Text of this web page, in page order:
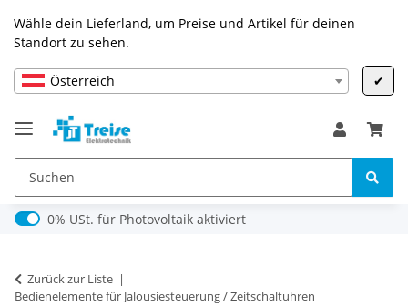
Wähle dein Lieferland, um Preise und Artikel für deinen
Standort zu sehen.
Österreich ✔
0% USt. für Photovoltaik (§ 12 Abs. 3 UStG)
0% USt. für Photovoltaik aktiviert
Zurück zur Liste
Bedienelemente für Jalousiesteuerung / Zeitschaltuhren